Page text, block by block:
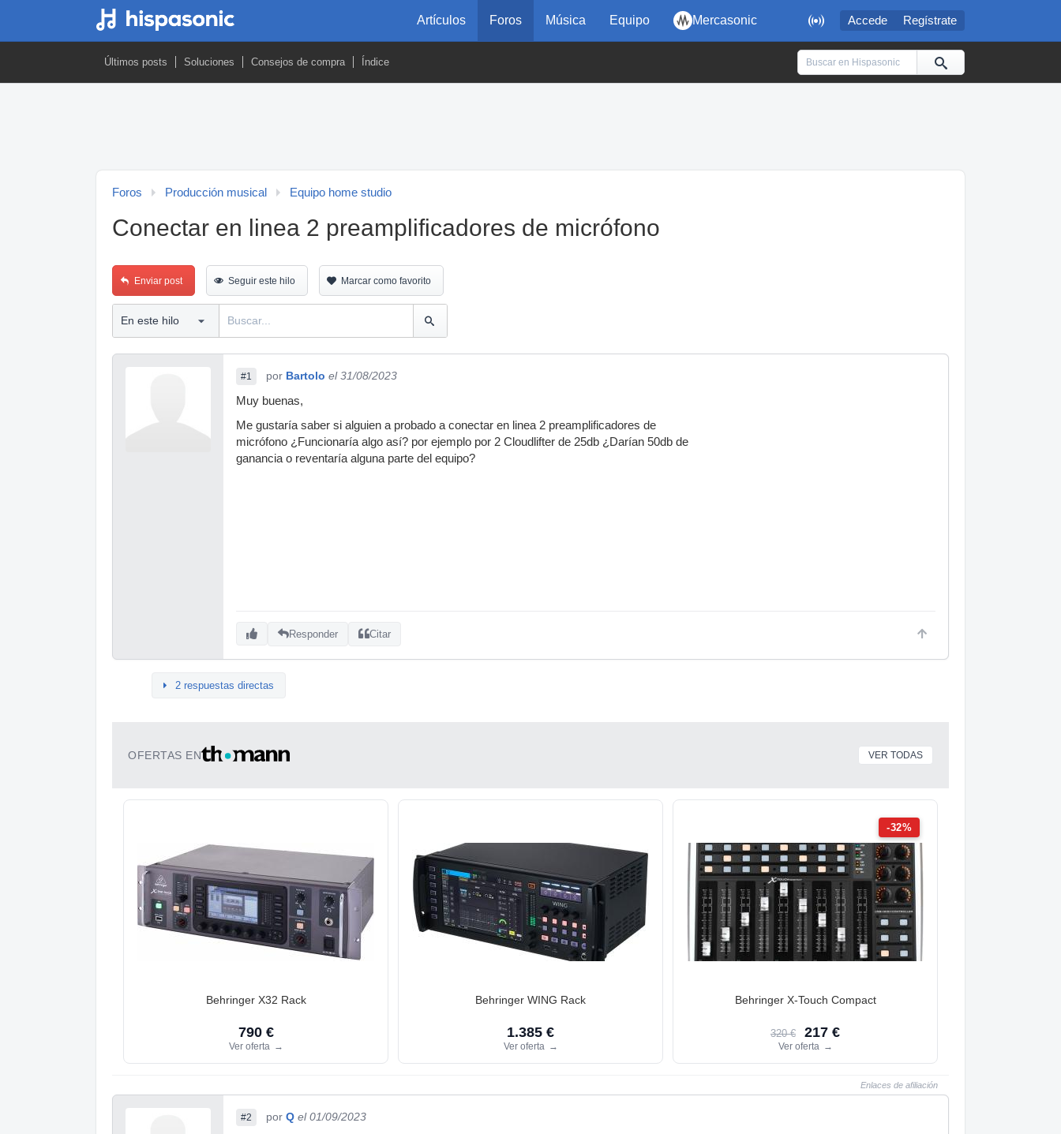
 Accede Regístrate
Artículos Foros Música Equipo Mercasonic
Últimos posts Soluciones Consejos de compra Índice
Foros Producción musical Equipo home studio
Conectar en linea 2 preamplificadores de micrófono
Enviar post Seguir este hilo Marcar como favorito
#1 por Bartolo el 31/08/2023
Muy buenas,
Me gustaría saber si alguien a probado a conectar en linea 2 preamplificadores de
micrófono ¿Funcionaría algo así? por ejemplo por 2 Cloudlifter de 25db ¿Darían 50db de
ganancia o reventaría alguna parte del equipo?
Responder Citar
2 respuestas directas
OFERTAS EN VER TODAS
Behringer X32 Rack
790 €
Ver oferta →
Behringer WING Rack
1.385 €
Ver oferta →
-32%
Behringer X-Touch Compact
320 € 217 €
Ver oferta →
Enlaces de afiliación
#2 por Q el 01/09/2023